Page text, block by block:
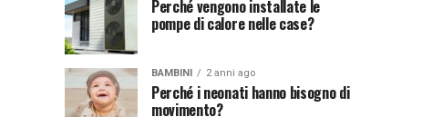
Perché vengono installate le
pompe di calore nelle case?
BAMBINI 2 anni ago
Perché i neonati hanno bisogno di
movimento?